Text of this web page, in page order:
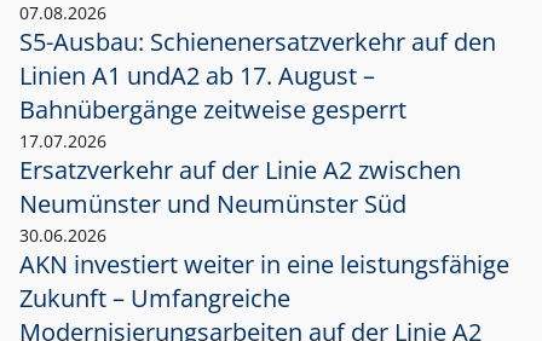
07.08.2026
S5-Ausbau: Schienenersatzverkehr auf den
Linien A1 undA2 ab 17. August –
Bahnübergänge zeitweise gesperrt
17.07.2026
Ersatzverkehr auf der Linie A2 zwischen
Neumünster und Neumünster Süd
30.06.2026
AKN investiert weiter in eine leistungsfähige
Zukunft – Umfangreiche
Modernisierungsarbeiten auf der Linie A2